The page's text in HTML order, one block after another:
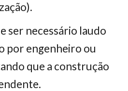
ser necessário laudo
por engenheiro ou
que a construção